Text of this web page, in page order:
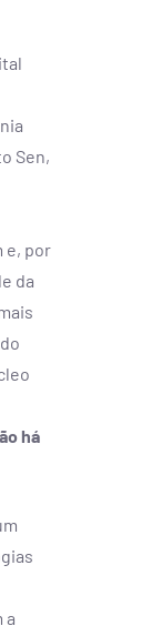
Sen,
e, por
da
há
a